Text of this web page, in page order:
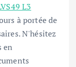
L3
à portée de
N'hésitez
en